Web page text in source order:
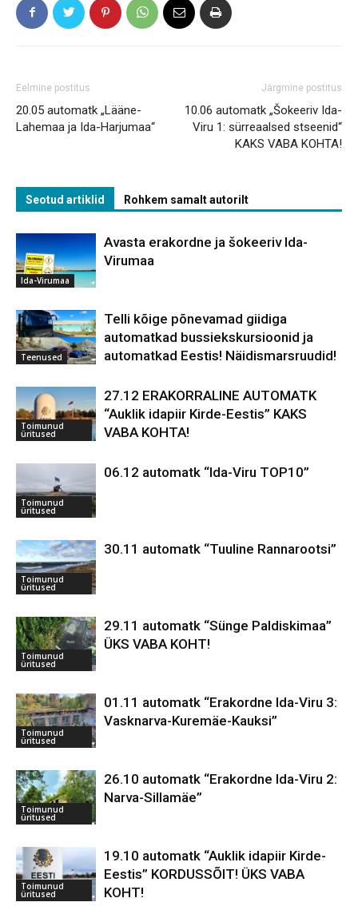
Eelmine postitus
20.05 automatk „Lääne-
Lahemaa ja Ida-Harjumaa“
Järgmine postitus
10.06 automatk „Šokeeriv Ida-
Viru 1: sürreaalsed stseenid“
KAKS VABA KOHTA!
Seotud artiklid Rohkem samalt autorilt
Ida-Virumaa
Avasta erakordne ja šokeeriv Ida-
Virumaa
Teenused
Telli kõige põnevamad giidiga
automatkad bussiekskursioonid ja
automatkad Eestis! Näidismarsruudid!
Toimunud
üritused
27.12 ERAKORRALINE AUTOMATK
“Auklik idapiir Kirde-Eestis” KAKS
VABA KOHTA!
Toimunud
üritused
06.12 automatk “Ida-Viru TOP10”
Toimunud
üritused
30.11 automatk “Tuuline Rannarootsi”
Toimunud
üritused
29.11 automatk “Sünge Paldiskimaa”
ÜKS VABA KOHT!
Toimunud
üritused
01.11 automatk “Erakordne Ida-Viru 3:
Vasknarva-Kuremäe-Kauksi”
Toimunud
üritused
26.10 automatk “Erakordne Ida-Viru 2:
Narva-Sillamäe”
Toimunud
üritused
19.10 automatk “Auklik idapiir Kirde-
Eestis” KORDUSSÕIT! ÜKS VABA
KOHT!